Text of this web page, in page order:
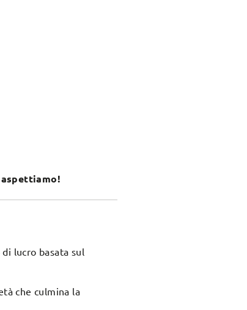
lucro basata sul
che culmina la